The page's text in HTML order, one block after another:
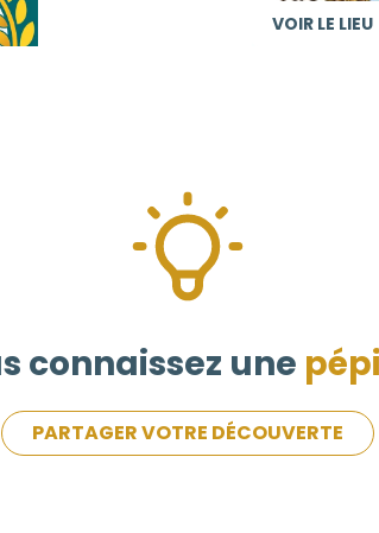
VOIR LE LIEU
connaissez une
PARTAGER VOTRE DÉCOUVERTE